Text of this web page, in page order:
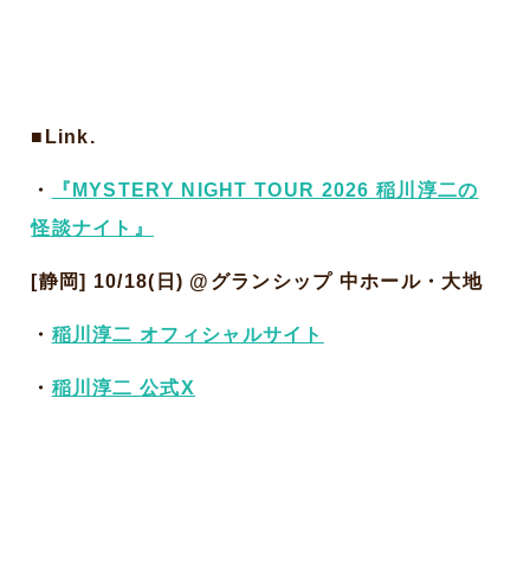
■Link.
・
『MYSTERY NIGHT TOUR 2026 稲川淳二の
怪談ナイト』
[静岡] 10/18(日) @グランシップ 中ホール・大地
・ 稲川淳二 オフィシャルサイト
・ 稲川淳二 公式X